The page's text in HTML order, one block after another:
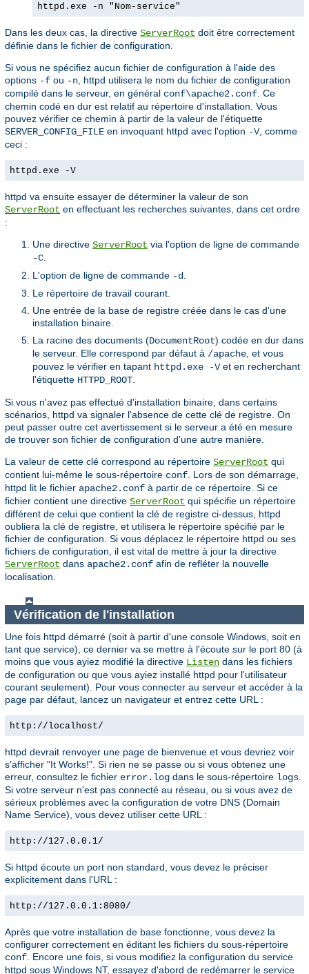
httpd.exe -n "Nom-service"
Dans les deux cas, la directive ServerRoot doit être correctement
définie dans le fichier de configuration.
Si vous ne spécifiez aucun fichier de configuration à l'aide des
options -f ou -n , httpd utilisera le nom du fichier de configuration
compilé dans le serveur, en général conf\apache2.conf . Ce
chemin codé en dur est relatif au répertoire d'installation. Vous
pouvez vérifier ce chemin à partir de la valeur de l'étiquette
SERVER_CONFIG_FILE en invoquant httpd avec l'option -V, comme
ceci :
httpd.exe -V
httpd va ensuite essayer de déterminer la valeur de son
ServerRoot en effectuant les recherches suivantes, dans cet ordre
:
Une directive ServerRoot via l'option de ligne de commande
-C
L'option de ligne de commande -d
Le répertoire de travail courant.
Une entrée de la base de registre créée dans le cas d'une
installation binaire.
La racine des documents (DocumentRoot) codée en dur dans
le serveur. Elle correspond par défaut à /apache , et vous
pouvez le vérifier en tapant httpd.exe -Vet en recherchant
l'étiquette HTTPD_ROOT
Si vous n'avez pas effectué d'installation binaire, dans certains
scénarios, httpd va signaler l'absence de cette clé de registre. On
peut passer outre cet avertissement si le serveur a été en mesure
de trouver son fichier de configuration d'une autre manière.
La valeur de cette clé correspond au répertoire ServerRoot qui
contient lui-même le sous-répertoire conf . Lors de son démarrage,
httpd lit le fichier apache2.conf à partir de ce répertoire. Si ce
fichier contient une directive ServerRoot qui spécifie un répertoire
différent de celui que contient la clé de registre ci-dessus, httpd
oubliera la clé de registre, et utilisera le répertoire spécifié par le
fichier de configuration. Si vous déplacez le répertoire httpd ou ses
fichiers de configuration, il est vital de mettre à jour la directive
ServerRoot dans apache2.conf afin de refléter la nouvelle
localisation.
Vérification de l'installation
Une fois httpd démarré (soit à partir d'une console Windows, soit en
tant que service), ce dernier va se mettre à l'écoute sur le port 80 (à
moins que vous ayiez modifié la directive Listen dans les fichiers
de configuration ou que vous ayiez installé httpd pour l'utilisateur
courant seulement). Pour vous connecter au serveur et accéder à la
page par défaut, lancez un navigateur et entrez cette URL :
http://localhost/
httpd devrait renvoyer une page de bienvenue et vous devriez voir
s'afficher "It Works!". Si rien ne se passe ou si vous obtenez une
erreur, consultez le fichier error.log dans le sous-répertoire logs
Si votre serveur n'est pas connecté au réseau, ou si vous avez de
sérieux problèmes avec la configuration de votre DNS (Domain
Name Service), vous devez utiliser cette URL :
http://127.0.0.1/
Si httpd écoute un port non standard, vous devez le préciser
explicitement dans l'URL :
http://127.0.0.1:8080/
Après que votre installation de base fonctionne, vous devez la
configurer correctement en éditant les fichiers du sous-répertoire
conf . Encore une fois, si vous modifiez la configuration du service
httpd sous Windows NT, essayez d'abord de redémarrer le service